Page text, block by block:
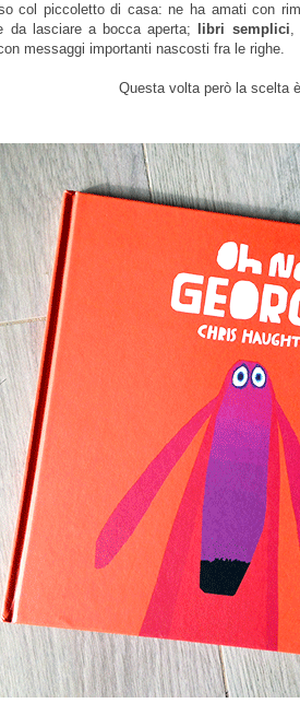
col piccoletto di casa: ne ha amati con
da lasciare a bocca aperta;
ibri semplici,
messaggi importanti nascosti fra le righe.
Questa volta però la scelta